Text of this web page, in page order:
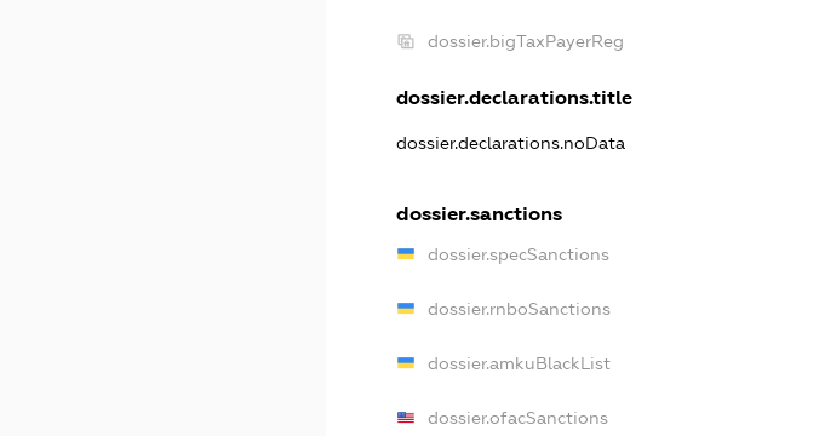
dossier.bigTaxPayerReg
dossier.declarations.title
dossier.declarations.noData
dossier.sanctions
dossier.specSanctions
dossier.rnboSanctions
dossier.amkuBlackList
dossier.ofacSanctions